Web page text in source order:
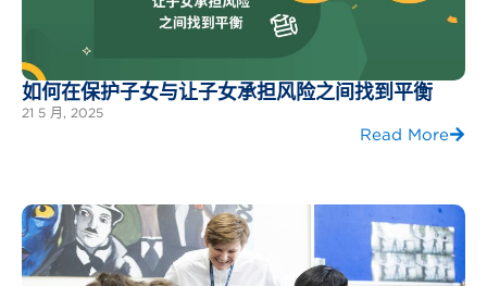
如何在保护子女与让子女承担风险之间找到平衡
21 5 月, 2025
Read More